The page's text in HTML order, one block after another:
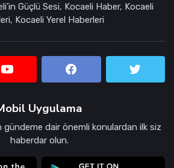
Güçlü Sesi, Kocaeli Haber, Kocaeli
Kocaeli Yerel Haberleri
Uygulama
gündeme dair önemli konulardan ilk siz
haberdar olun.